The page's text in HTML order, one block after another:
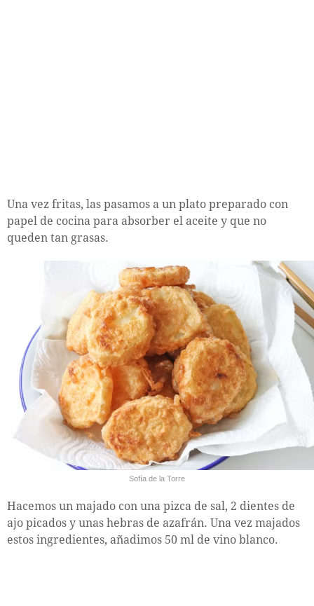
Una vez fritas, las pasamos a un plato preparado con
papel de cocina para absorber el aceite y que no
queden tan grasas.
Sofía de la Torre
Hacemos un majado con una pizca de sal, 2 dientes de
ajo picados y unas hebras de azafrán. Una vez majados
estos ingredientes, añadimos 50 ml de vino blanco.